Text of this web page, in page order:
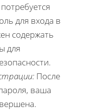
для входа в
содержать
для
После
ваша